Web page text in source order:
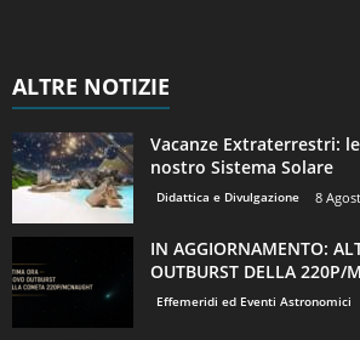
ALTRE NOTIZIE
Vacanze Extraterrestri:
nostro Sistema Solare
Didattica e Divulgazione 8
IN AGGIORNAMENTO:
OUTBURST DELLA 220P/
Effemeridi ed Eventi Astronomici